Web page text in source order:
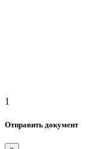
1
Отправить документ